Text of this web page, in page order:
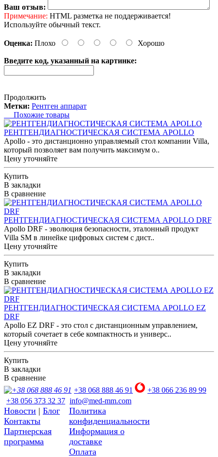
Ваш отзыв:
Примечание: HTML разметка не поддерживается!
Используйте обычный текст.
Оценка: Плохо Хорошо
Введите код, указанный на картинке:
Продолжить
Метки: Рентген аппарат
Похожие товары
РЕНТГЕНДИАГНОСТИЧЕСКАЯ СИСТЕМА APOLLO
Apollo - это дистанционно управляемый стол компании Villa,
который позволяет вам получить максимум о..
Цену уточняйте
Купить
В закладки
В сравнение
РЕНТГЕНДИАГНОСТИЧЕСКАЯ СИСТЕМА APOLLO DRF
Apollo DRF - эволюция безопасности, эталонный продукт
Villa SM в линейке цифровых систем с дист..
Цену уточняйте
Купить
В закладки
В сравнение
РЕНТГЕНДИАГНОСТИЧЕСКАЯ СИСТЕМА APOLLO EZ
DRF
Apollo EZ DRF - это стол с дистанционным управлением,
который сочетает в себе компактность и универс..
Цену уточняйте
Купить
В закладки
В сравнение
+38 068 888 46 91
+38 066 236 89 99
+38 056 373 32 37 info@med-mm.com
Новости | Блог
Контакты
Партнерская
программа
Политика
конфиденциальности
Информация о
доставке
Оплата